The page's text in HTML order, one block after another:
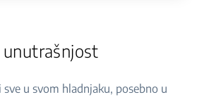
unutrašnjost
u svom hladnjaku, posebno u